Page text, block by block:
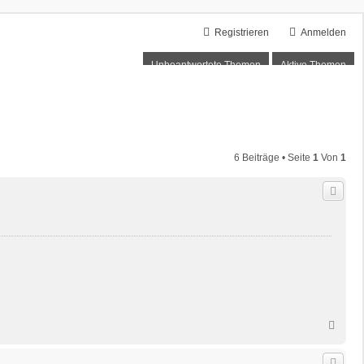
Anmelden
Registrieren
Unbeantwortete Themen Aktive Themen
6 Beiträge • Seite 1 Von 1
c